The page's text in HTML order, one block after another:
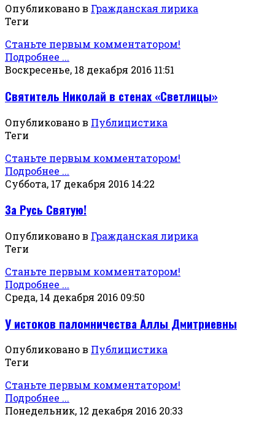
Опубликовано в Гражданская лирика
Теги
Станьте первым комментатором!
Подробнее ...
Воскресенье, 18 декабря 2016 11:51
Святитель Николай в стенах «Светлицы»
Опубликовано в Публицистика
Теги
Станьте первым комментатором!
Подробнее ...
Суббота, 17 декабря 2016 14:22
За Русь Святую!
Опубликовано в Гражданская лирика
Теги
Станьте первым комментатором!
Подробнее ...
Среда, 14 декабря 2016 09:50
У истоков паломничества Аллы Дмитриевны
Опубликовано в Публицистика
Теги
Станьте первым комментатором!
Подробнее ...
Понедельник, 12 декабря 2016 20:33